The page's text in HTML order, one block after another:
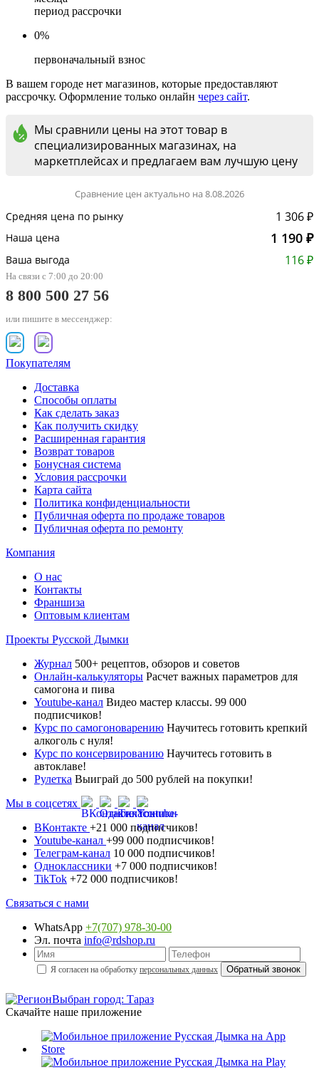
период рассрочки
0%
первоначальный взнос
В вашем городе нет магазинов, которые предоставляют
рассрочку. Оформление только онлайн через сайт.
Мы сравнили цены на этот товар в
специализированных магазинах, на
маркетплейсах и предлагаем вам лучшую цену
Сравнение цен актуально на 8.08.2026
Средняя цена по рынку 1 306 ₽
Наша цена 1 190 ₽
Ваша выгода 116 ₽
На связи с 7:00 до 20:00
8 800 500 27 56
или пишите в мессенджер:
Покупателям
Доставка
Способы оплаты
Как сделать заказ
Как получить скидку
Расширенная гарантия
Возврат товаров
Бонусная система
Условия рассрочки
Карта сайта
Политика конфиденциальности
Публичная оферта по продаже товаров
Публичная оферта по ремонту
Компания
О нас
Контакты
Франшиза
Оптовым клиентам
Проекты Русской Дымки
Журнал 500+ рецептов, обзоров и советов
Онлайн-калькуляторы Расчет важных параметров для
самогона и пива
Youtube-канал Видео мастер классы. 99 000
подписчиков!
Курс по самогоноварению Научитесь готовить крепкий
алкоголь с нуля!
Курс по консервированию Научитесь готовить в
автоклаве!
Рулетка Выиграй до 500 рублей на покупки!
Мы в соцсетях
ВКонтакте +21 000 подписчиков!
Youtube-канал +99 000 подписчиков!
Телеграм-канал 10 000 подписчиков!
Одноклассники +7 000 подписчиков!
TikTok +72 000 подписчиков!
Связаться с нами
WhatsApp +7(707) 978-30-00
Эл. почта info@rdshop.ru
Я согласен на обработку персональных данных
Выбран город: Тараз
Скачайте наше приложение